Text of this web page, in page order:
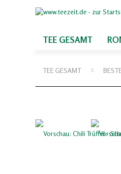
TEE GESAMT
TEE GESAMT